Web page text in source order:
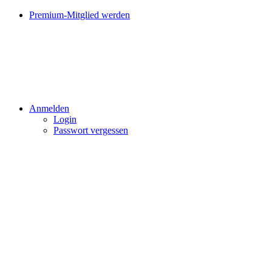
Premium-Mitglied werden
Anmelden
Login
Passwort vergessen